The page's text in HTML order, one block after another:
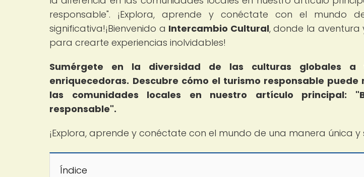
responsable". ¡Explora, aprende y conéctate con el mundo
significativa!¡Bienvenido a Intercambio Cultural, donde la aventura
para crearte experiencias inolvidables!
Sumérgete en la diversidad de las culturas globales a
enriquecedoras. Descubre cómo el turismo responsable
las comunidades locales en nuestro artículo principal:
responsable".
¡Explora, aprende y conéctate con el mundo de una manera única y
Índice